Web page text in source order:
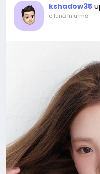
kshadow35
o lună în urmă-